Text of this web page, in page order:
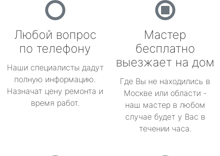
Любой вопрос
по телефону
Наши специалисты дадут
полную информацию.
Назначат цену ремонта и
время работ.
Мастер
бесплатно
выезжает на дом
Где Вы не находились в
Москве или области -
наш мастер в любом
случае будет у Вас в
течении часа.